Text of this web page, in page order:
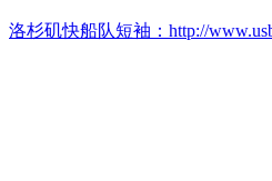
洛杉矶快船队短袖：http://